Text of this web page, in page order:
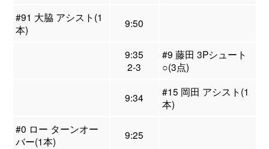
#91 大脇 アシスト(1
本)
9:50
9:35
2-3
#9 藤田 3Pシュート
○(3点)
9:34
#15 岡田 アシスト(1
本)
#0 ロー ターンオー
バー(1本)
9:25